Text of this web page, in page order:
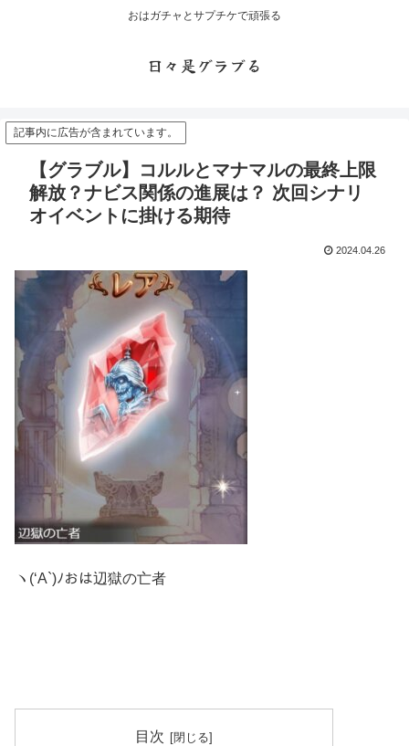
おはガチャとサプチケで頑張る
日々是グラブる
記事内に広告が含まれています。
【グラブル】コルルとマナマルの最終上限
解放？ナビス関係の進展は？ 次回シナリ
オイベントに掛ける期待
2024.04.26
ヽ(‘A`)ﾉおは辺獄の亡者
目次